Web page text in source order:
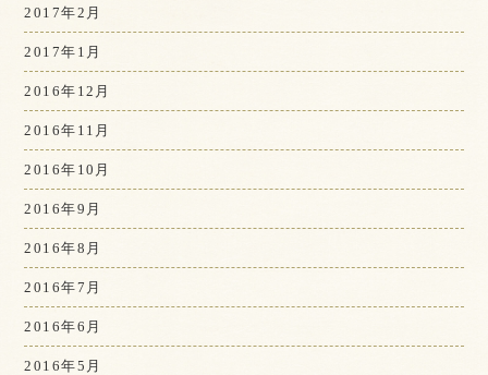
2017年2月
2017年1月
2016年12月
2016年11月
2016年10月
2016年9月
2016年8月
2016年7月
2016年6月
2016年5月